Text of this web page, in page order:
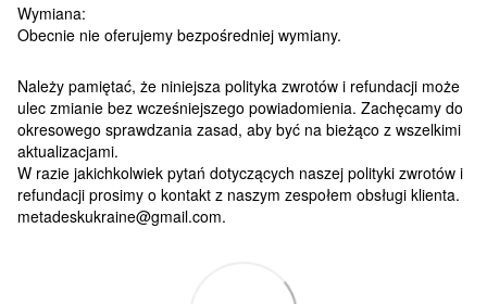
Wymiana:
Obecnie nie oferujemy bezpośredniej wymiany.
Należy pamiętać, że niniejsza polityka zwrotów i refundacji może
ulec zmianie bez wcześniejszego powiadomienia. Zachęcamy do
okresowego sprawdzania zasad, aby być na bieżąco z wszelkimi
aktualizacjami.
W razie jakichkolwiek pytań dotyczących naszej polityki zwrotów i
refundacji prosimy o kontakt z naszym zespołem obsługi klienta.
metadeskukraine@gmail.com.